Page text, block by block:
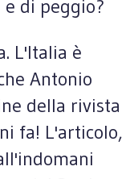
di peggio?
L'Italia è
Antonio
della rivista
fa! L'articolo,